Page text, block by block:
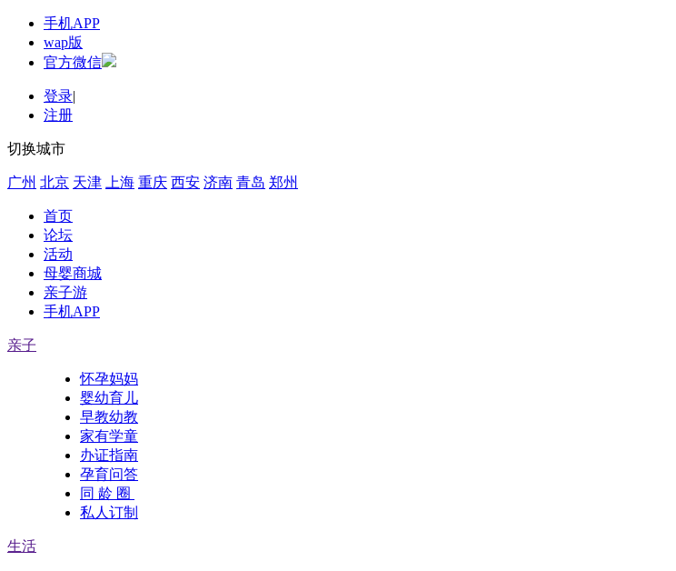
手机APP
wap版
官方微信
登录|
注册
切换城市
广州 北京 天津 上海 重庆 西安 济南 青岛 郑州
首页
论坛
活动
母婴商城
亲子游
手机APP
亲子
怀孕妈妈
婴幼育儿
早教幼教
家有学童
办证指南
孕育问答
同 龄 圈
私人订制
生活